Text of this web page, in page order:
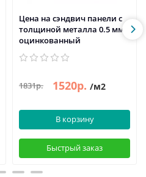
Цена на сэндвич панели с
толщиной металла 0.5 мм,
оцинкованный
1831р. 1520р. /м2
В корзину
Быстрый заказ